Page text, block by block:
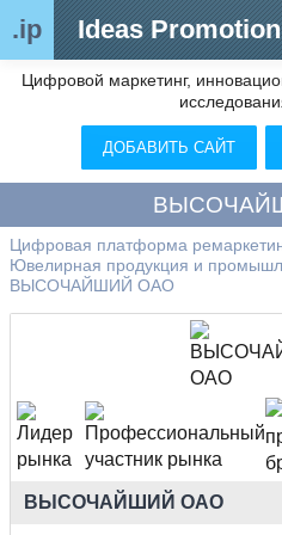
.ip Ideas Promotion
Сегменты рынка
Цифровой ремаркетинг (анализ
Видео
О нас
Контакты
Цифровой маркетинг,
ДОБАВИТЬ САЙТ
Цифровая платформа
Ювелирная продукция и
ВЫСОЧАЙШИЙ ОАО
ВЫСОЧАЙШИЙ ОАО